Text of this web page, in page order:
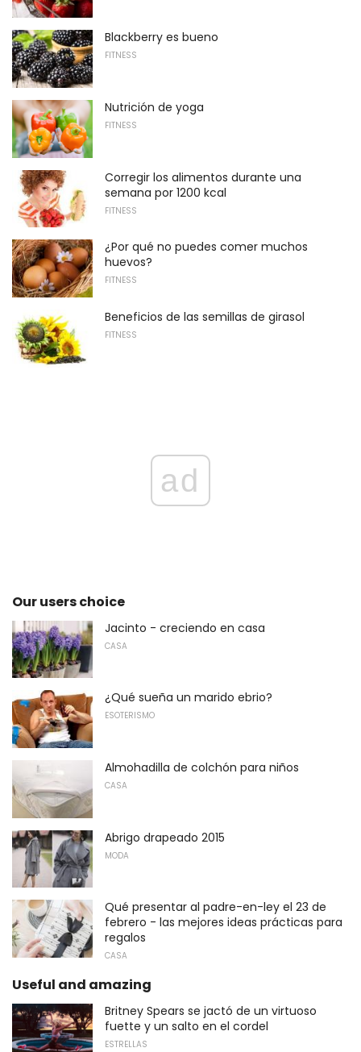
Blackberry es bueno
FITNESS
Nutrición de yoga
FITNESS
Corregir los alimentos durante una
semana por 1200 kcal
FITNESS
¿Por qué no puedes comer muchos
huevos?
FITNESS
Beneficios de las semillas de girasol
FITNESS
ad
Our users choice
Jacinto - creciendo en casa
CASA
¿Qué sueña un marido ebrio?
ESOTERISMO
Almohadilla de colchón para niños
CASA
Abrigo drapeado 2015
MODA
Qué presentar al padre-en-ley el 23 de
febrero - las mejores ideas prácticas para
regalos
CASA
Useful and amazing
Britney Spears se jactó de un virtuoso
fuette y un salto en el cordel
ESTRELLAS